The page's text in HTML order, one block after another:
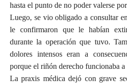
hasta el punto de no poder valerse
Luego, se vio obligado a consultar
le confirmaron que le habían
durante la operación que tuvo.
dolores intensos eran a
porque el riñón derecho funcionaba a
La praxis médica dejó con grave